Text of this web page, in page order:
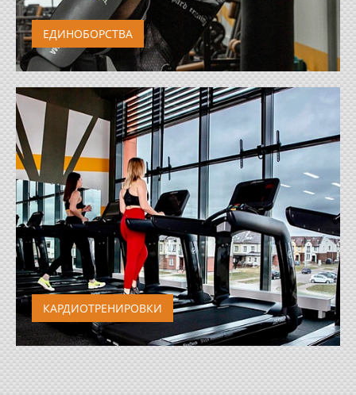
ЕДИНОБОРСТВА
Бокс, самбо - отечественное боевое искусство
спортивно-прикладного характер...
КАРДИОТРЕНИРОВКИ
Кардиотренировка – аэробная нагрузка,
направленная на усиление метаболизма,...